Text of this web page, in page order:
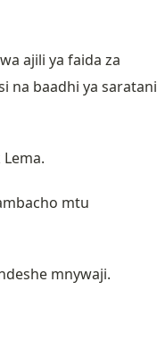
ajili ya faida za
na baadhi ya saratani
mtu
mnywaji.